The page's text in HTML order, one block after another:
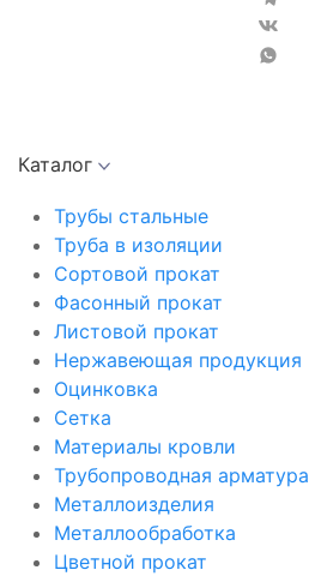
Каталог
Трубы стальные
Труба в изоляции
Сортовой прокат
Фасонный прокат
Листовой прокат
Нержавеющая продукция
Оцинковка
Сетка
Материалы кровли
Трубопроводная арматура
Металлоизделия
Металлообработка
Цветной прокат